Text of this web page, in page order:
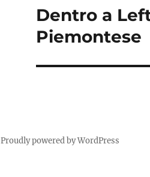
Articolo
successivo:
Dentro a
Piemontese
Proudly powered by WordPress